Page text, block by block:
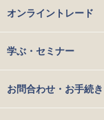
オンライントレード
学ぶ・セミナー
お問合わせ・お手続き